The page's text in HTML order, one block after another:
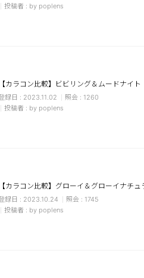
by poplens
【カラコン比較】ビビリング＆ムードナイト
2023.11.02
1260
by poplens
【カラコン比較】グローイ＆グローイナチュ
2023.10.24
1745
by poplens